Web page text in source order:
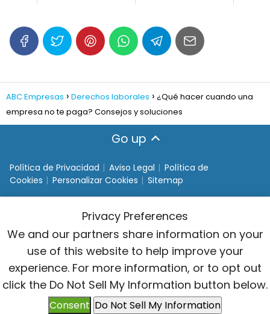
ABC Empresas Derechos laborales
¿Qué hacer cuando una
empresa no te paga? Consejos y soluciones
Go up
Política de Privacidad Aviso Legal
Política de
Cookies
Personalizar Cookies Sitemap
Privacy Preferences
We and our partners share information on your
use of this website to help improve your
experience. For more information, or to opt out
click the Do Not Sell My Information button below.
Consent Do Not Sell My Information